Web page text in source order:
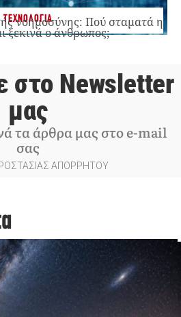
ΤΕΧΝΟΛΟΓΙΑ
νοημοσύνης: Πού σταματά η
ξεκινά ο άνθρωπος;
στο Newsletter
μας
τα άρθρα μας στο e-mail
σας
ΑΠΟΡΡΗΤΟΥ